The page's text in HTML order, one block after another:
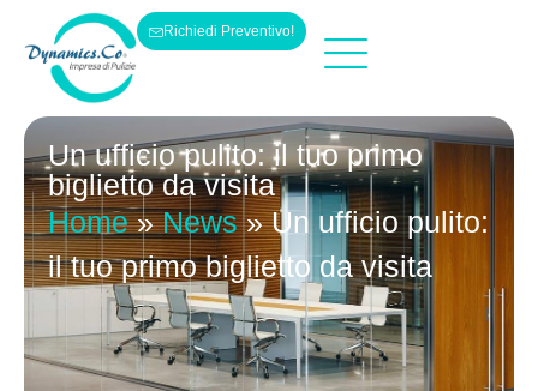
Richiedi Preventivo!
Un ufficio pulito: il tuo primo
biglietto da visita
Home»News»Un ufficio pulito:
il tuo primo biglietto da visita